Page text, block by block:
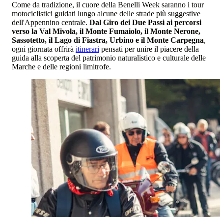
Come da tradizione, il cuore della Benelli Week saranno i tour
motociclistici guidati lungo alcune delle strade più suggestive
dell'Appennino centrale. Dal Giro dei Due Passi ai percorsi
verso la Val Mivola, il Monte Fumaiolo, il Monte Nerone,
Sassotetto, il Lago di Fiastra, Urbino e il Monte Carpegna,
ogni giornata offrirà itinerari pensati per unire il piacere della
guida alla scoperta del patrimonio naturalistico e culturale delle
Marche e delle regioni limitrofe.